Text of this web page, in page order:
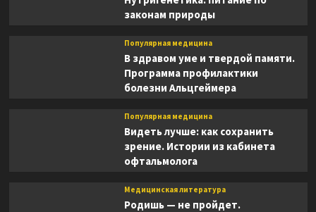
происходящим
изменениям
законам природы
Популярная медицина
В здравом уме и твердой памяти.
Программа профилактики
болезни Альцгеймера
Популярная медицина
Видеть лучше: как сохранить
зрение. Истории из кабинета
офтальмолога
Медицинская литература
Родишь — не пройдет.